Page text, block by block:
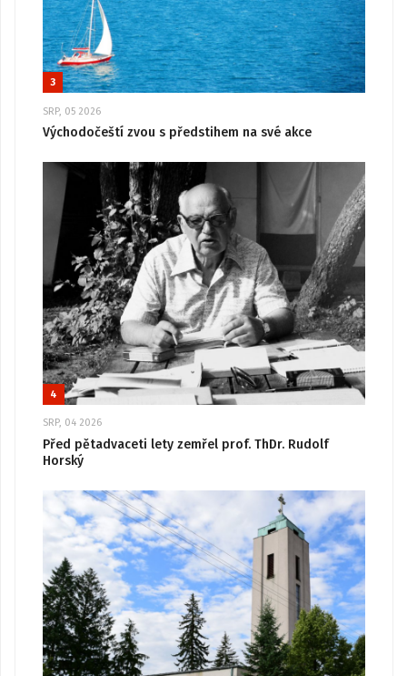
3
SRP, 05 2026
Východočeští zvou s předstihem na své akce
4
SRP, 04 2026
Před pětadvaceti lety zemřel prof. ThDr. Rudolf
Horský